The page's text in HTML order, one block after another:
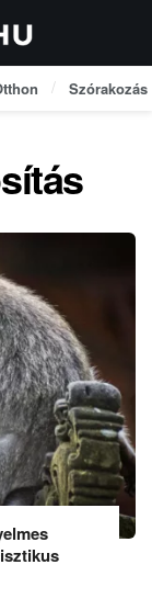
Szórakozás